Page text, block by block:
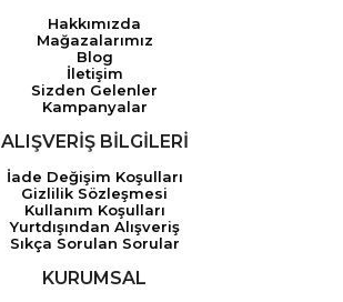
Hakkımızda
Mağazalarımız
Blog
İletişim
Sizden Gelenler
Kampanyalar
ALIŞVERİŞ BİLGİLERİ
İade Değişim Koşulları
Gizlilik Sözleşmesi
Kullanım Koşulları
Yurtdışından Alışveriş
Sıkça Sorulan Sorular
KURUMSAL